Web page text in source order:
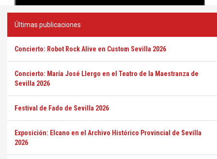
Últimas publicaciones
Concierto: Robot Rock Alive en Custom Sevilla 2026
Concierto: María José Llergo en el Teatro de la Maestranza de
Sevilla 2026
Festival de Fado de Sevilla 2026
Exposición: Elcano en el Archivo Histórico Provincial de Sevilla
2026